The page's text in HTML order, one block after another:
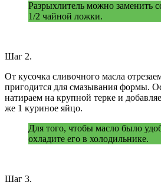
Разрыхлитель можно заменить
1/2 чайной ложки.
Шаг 2.
От кусочка сливочного масла
пригодится для смазывания формы.
натираем на крупной терке и
же 1 куриное яйцо.
Для того, чтобы масло было
охладите его в холодильнике.
Шаг 3.